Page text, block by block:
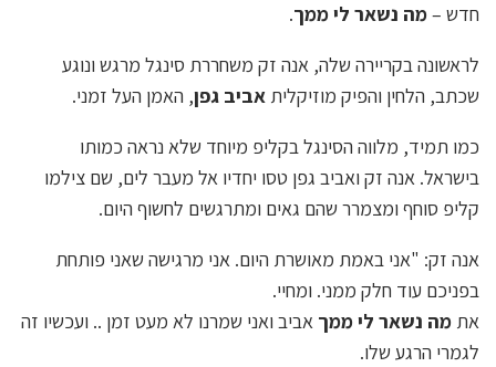
חדש –מה נשאר לי ממך.
לראשונה בקריירה שלה, אנה זק משחררת סינגל מרגש ונוגע
שכתב, הלחין והפיק מוזיקלית אביב גפן, האמן העל זמני.
כמו תמיד, מלווה הסינגל בקליפ מיוחד שלא נראה כמותו
בישראל. אנה זק ואביב גפן טסו יחדיו אל מעבר לים, שם צילמו
קליפ סוחף ומצמרר שהם גאים ומתרגשים לחשוף היום.
אנה זק: "אני באמת מאושרת היום. אני מרגישה שאני פותחת
בפניכם עוד חלק ממני. ומחיי.
את מה נשאר לי ממך אביב ואני שמרנו לא מעט זמן .. ועכשיו זה
לגמרי הרגע שלו.